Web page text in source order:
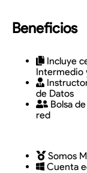
Beneficios
Incluye
Intermedio
de Datos
Bolsa
red
Somos
Cuenta